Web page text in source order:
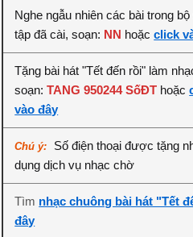
Nghe ngẫu nhiên các bài trong
tập đã cài, soạn: NN hoặcclick
Tặng bài hát "Tết đến rồi" làm
soạn:TANG 950244 SốĐT hoặc
vào đây
Chú ý:
Số điện thoại được tặng
dụng dịch vụ nhạc chờ
Tìm nhạc chuông bài hát "Tết
đây